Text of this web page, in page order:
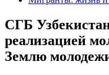
СГБ
реализацией
Землю